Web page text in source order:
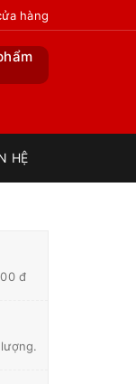
hàng
HỆ
đ